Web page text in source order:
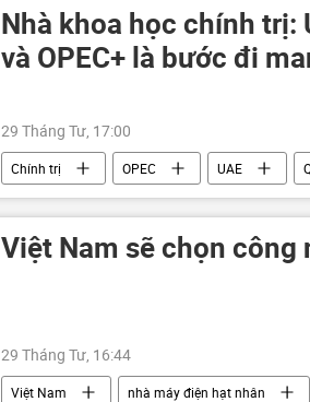
Bộ Quốc phòng Nga
Quân sự
xung đột quân sự
Nhà khoa học chính trị:
và OPEC+ là bước đi
29 Tháng Tư, 17:00
Chính trị OPEC UAE
Việt Nam sẽ chọn công
29 Tháng Tư, 16:44
Việt Nam nhà máy điện hạt nhân